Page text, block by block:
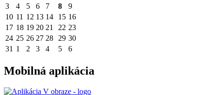
3
4 5 6 7 8
9
10 11 12 13 14 15 16
17 18 19 20 21 22 23
24 25 26 27 28 29 30
31 1 2 3 4 5 6
Mobilná aplikácia